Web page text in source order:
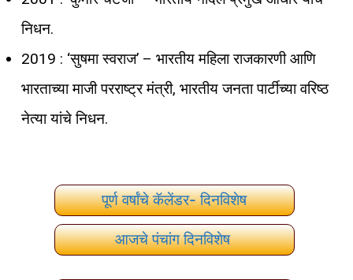
निधन.
2019 : ‘सुषमा स्वराज’ – भारतीय महिला राजकारणी आणि
भारताच्या माजी परराष्ट्र मंत्री, भारतीय जनता पार्टीच्या वरिष्ठ
नेत्या यांचे निधन.
पूर्ण वर्षांचे कॅलेंडर- दिनविशेष
आजचे पंचांग दिनविशेष